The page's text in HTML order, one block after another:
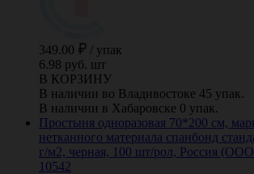
349.00 / упак
6.98 руб. шт
В КОРЗИНУ
В наличии во Владивостоке 45 упак.
В наличии в Хабаровске 0 упак.
Простыня одноразовая 70*200 см,
нетканного материала спанбонд
г/м2, черная, 100 шт/рол, Россия
10542